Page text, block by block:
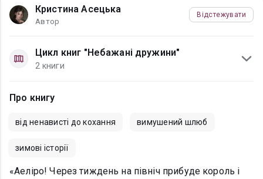
Кристина Асецька
Автор
Відстежувати
Цикл книг "Небажані дружини"
2 книги
Про книгу
від ненависті до кохання вимушений шлюб
зимові історії
«Аеліро! Через тиждень на північ прибуде король і